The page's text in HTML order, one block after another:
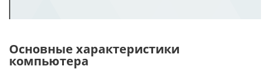
Основные характеристики
компьютера